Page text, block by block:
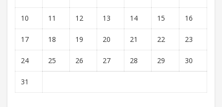
10 11 12 13 14 15 16
17 18 19 20 21 22 23
24 25 26 27 28 29 30
31